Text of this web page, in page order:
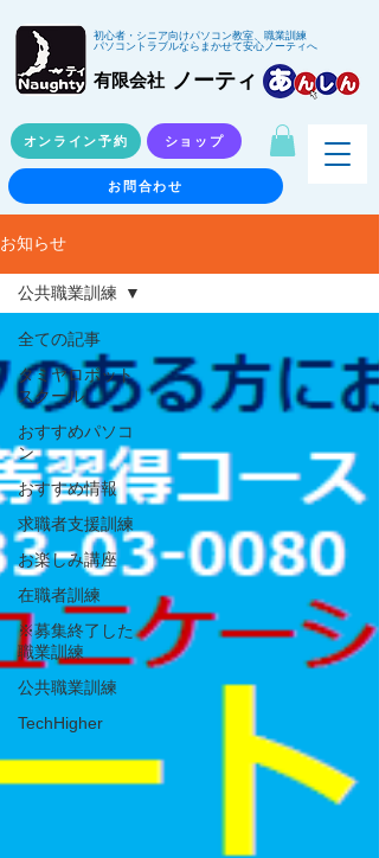
初心者・シニア向けパソコン教室、職業訓練
パソコントラブルならまかせて安心ノーティへ
有限会社 ノーティ
オンライン予約 ショップ
お問合わせ
お知らせ
全ての記事
タミヤロボット
スクール
おすすめパソコ
ン
おすすめ情報
求職者支援訓練
お楽しみ講座
在職者訓練
※募集終了した
職業訓練
公共職業訓練
TechHigher
公共職業訓練